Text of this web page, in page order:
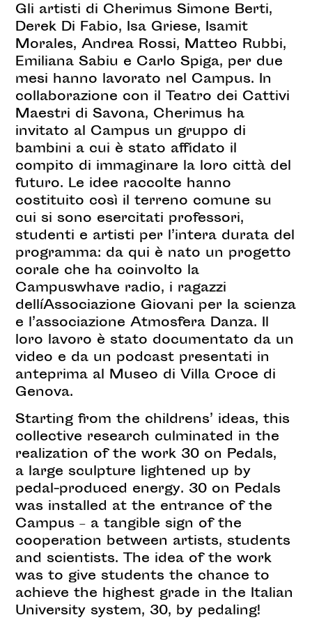
Gli artisti di Cherimus Simone Berti,
Derek Di Fabio, Isa Griese, Isamit
Morales, Andrea Rossi, Matteo Rubbi,
Emiliana Sabiu e Carlo Spiga, per due
mesi hanno lavorato nel Campus. In
collaborazione con il Teatro dei Cattivi
Maestri di Savona, Cherimus ha
invitato al Campus un gruppo di
bambini a cui è stato affidato il
compito di immaginare la loro città del
futuro. Le idee raccolte hanno
costituito così il terreno comune su
cui si sono esercitati professori,
studenti e artisti per l’intera durata del
programma: da qui è nato un progetto
corale che ha coinvolto la
Campuswhave radio, i ragazzi
dellíAssociazione Giovani per la scienza
e l’associazione Atmosfera Danza. Il
loro lavoro è stato documentato da un
video e da un podcast presentati in
anteprima al Museo di Villa Croce di
Genova.
Starting from the childrens’ ideas, this
collective research culminated in the
realization of the work 30 on Pedals,
a large sculpture lightened up by
pedal-produced energy. 30 on Pedals
was installed at the entrance of the
Campus – a tangible sign of the
cooperation between artists, students
and scientists. The idea of the work
was to give students the chance to
achieve the highest grade in the Italian
University system, 30, by pedaling!